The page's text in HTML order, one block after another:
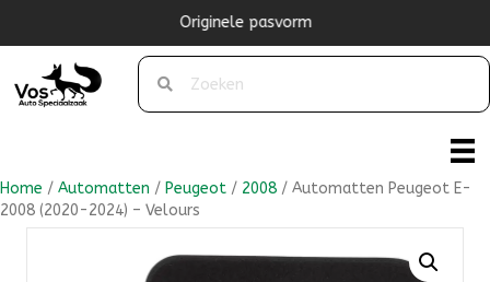
Originele pasvorm
Home / Automatten / Peugeot / 2008 / Automatten Peugeot E-
2008 (2020-2024) – Velours